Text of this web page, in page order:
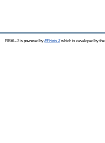
REAL-J is powered by EPrints 3which is developed by the